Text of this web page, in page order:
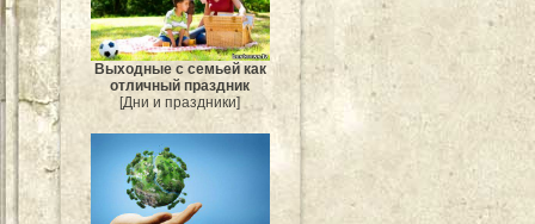
Выходные с семьей как
отличный праздник
[Дни и праздники]